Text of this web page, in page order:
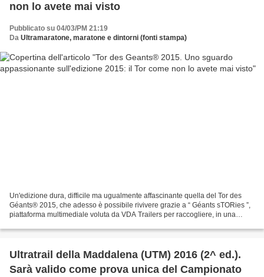
non lo avete mai visto
Pubblicato su 04/03/PM 21:19
Da Ultramaratone, maratone e dintorni (fonti stampa)
Un'edizione dura, difficile ma ugualmente affascinante quella del Tor des
Géants® 2015, che adesso è possibile rivivere grazie a “ Géants sTORies ”,
piattaforma multimediale voluta da VDA Trailers per raccogliere, in una
Ultratrail della Maddalena (UTM) 2016 (2^ ed.).
Sarà valido come prova unica del Campionato